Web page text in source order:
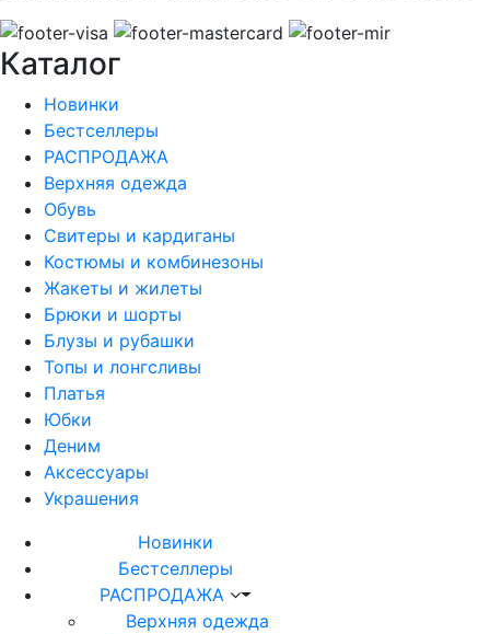
Каталог
Новинки
Бестселлеры
РАСПРОДАЖА
Верхняя одежда
Обувь
Свитеры и кардиганы
Костюмы и комбинезоны
Жакеты и жилеты
Брюки и шорты
Блузы и рубашки
Топы и лонгсливы
Платья
Юбки
Деним
Аксессуары
Украшения
Новинки
Бестселлеры
РАСПРОДАЖА
Верхняя одежда